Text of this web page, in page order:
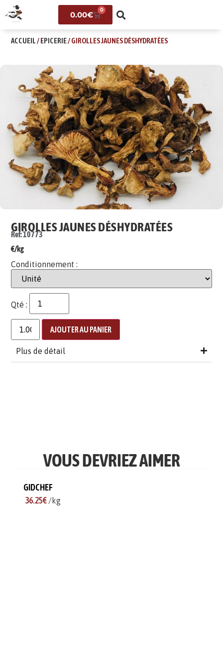
0.00€
0
ACCUEIL/EPICERIE/ GIROLLES JAUNES DÉSHYDRATÉES
GIROLLES JAUNES DÉSHYDRATÉES
Ref: 10773
€/kg
Conditionnement :
Qté :
AJOUTER AU PANIER
Plus de détail
VOUS DEVRIEZ AIMER
GIDCHEF
36.25€ /kg